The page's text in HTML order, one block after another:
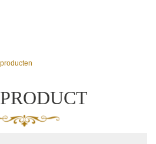
PRODUCT